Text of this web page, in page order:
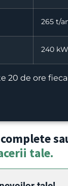
265 t/
240 kW
20 de ore
tale.